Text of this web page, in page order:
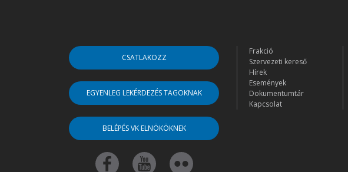
CSATLAKOZZ
EGYENLEG LEKÉRDEZÉS TAGOKNAK
BELÉPÉS VK ELNÖKÖKNEK
Frakció
Szervezeti kereső
Hírek
Események
Dokumentumtár
Kapcsolat